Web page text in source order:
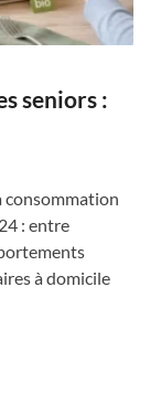
seniors :
consommation
: entre
à domicile